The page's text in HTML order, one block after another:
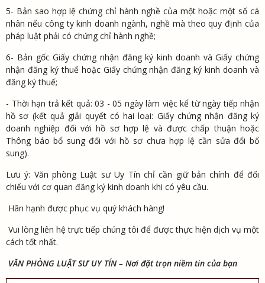
5- Bản sao hợp lệ chứng chỉ hành nghề của một hoặc một số cá
nhân nếu công ty kinh doanh ngành, nghề mà theo quy định của
pháp luật phải có chứng chỉ hành nghề;
6- Bản gốc Giấy chứng nhận đăng ký kinh doanh và Giấy chứng
nhận đăng ký thuế hoặc Giấy chứng nhận đăng ký kinh doanh và
đăng ký thuế;
- Thời hạn trả kết quả: 03 - 05 ngày làm việc kể từ ngày tiếp nhận
hồ sơ (kết quả giải quyết có hai loại: Giấy chứng nhận đăng ký
doanh nghiệp đối với hồ sơ hợp lệ và được chấp thuận hoặc
Thông báo bổ sung đối với hồ sơ chưa hợp lệ cần sửa đổi bổ
sung).
Lưu ý: Văn phòng Luật sư Uy Tín chỉ cần giữ bản chính để đối
chiếu với cơ quan đăng ký kinh doanh khi có yêu cầu.
Hân hạnh được phục vụ quý khách hàng!
Vui lòng liên hệ trực tiếp chúng tôi để được thực hiện dịch vụ một
cách tốt nhất.
VĂN PHÒNG LUẬT SƯ UY TÍN – Nơi đặt trọn niềm tin của bạn